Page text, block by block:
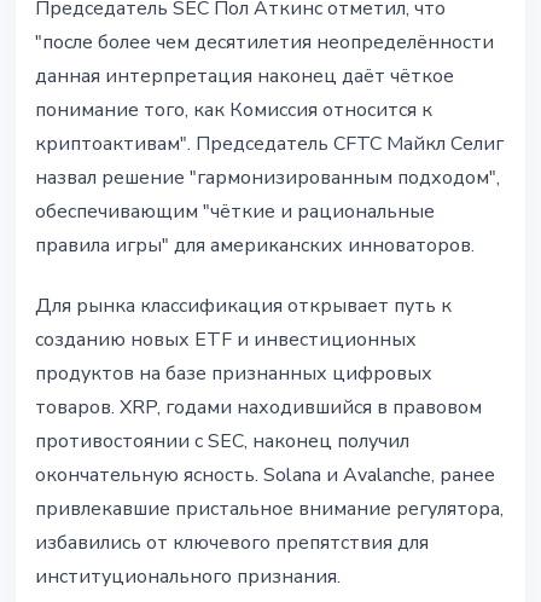
Председатель SEC Пол Аткинс отметил, что
"после более чем десятилетия неопределённости
данная интерпретация наконец даёт чёткое
понимание того, как Комиссия относится к
криптоактивам". Председатель CFTC Майкл Селиг
назвал решение "гармонизированным подходом",
обеспечивающим "чёткие и рациональные
правила игры" для американских инноваторов.
Для рынка классификация открывает путь к
созданию новых ETF и инвестиционных
продуктов на базе признанных цифровых
товаров. XRP, годами находившийся в правовом
противостоянии с SEC, наконец получил
окончательную ясность. Solana и Avalanche, ранее
привлекавшие пристальное внимание регулятора,
избавились от ключевого препятствия для
институционального признания.